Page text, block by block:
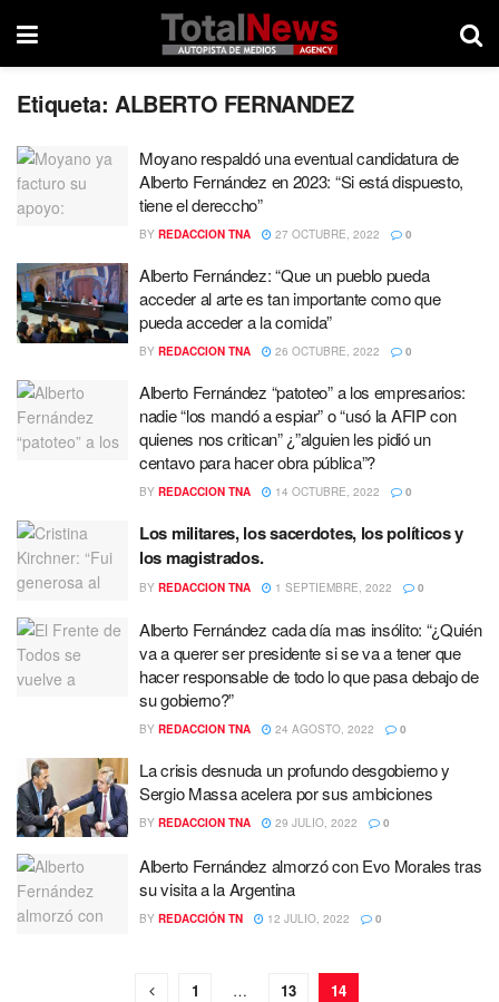
Etiqueta: ALBERTO FERNANDEZ
Moyano respaldó una eventual candidatura de
Alberto Fernández en 2023: “Si está dispuesto,
tiene el dereccho”
BY REDACCION TNA 27 OCTUBRE, 2022 0
Alberto Fernández: “Que un pueblo pueda
acceder al arte es tan importante como que
pueda acceder a la comida”
BY REDACCION TNA 26 OCTUBRE, 2022 0
Alberto Fernández “patoteo” a los empresarios:
nadie “los mandó a espiar” o “usó la AFIP con
quienes nos critican” ¿”alguien les pidió un
centavo para hacer obra pública”?
BY REDACCION TNA 14 OCTUBRE, 2022 0
Los militares, los sacerdotes, los políticos y
los magistrados.
BY REDACCION TNA 1 SEPTIEMBRE, 2022 0
Alberto Fernández cada día mas insólito: “¿Quién
va a querer ser presidente si se va a tener que
hacer responsable de todo lo que pasa debajo de
su gobierno?”
BY REDACCION TNA 24 AGOSTO, 2022 0
La crisis desnuda un profundo desgobierno y
Sergio Massa acelera por sus ambiciones
BY REDACCION TNA 29 JULIO, 2022 0
Alberto Fernández almorzó con Evo Morales tras
su visita a la Argentina
BY REDACCIÓN TN 12 JULIO, 2022 0
1 … 13 14